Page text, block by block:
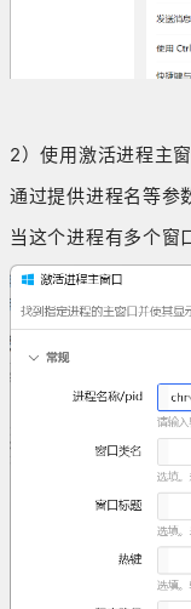
2）使用激活进程主窗
通过提供进程名等参
当这个进程有多个窗